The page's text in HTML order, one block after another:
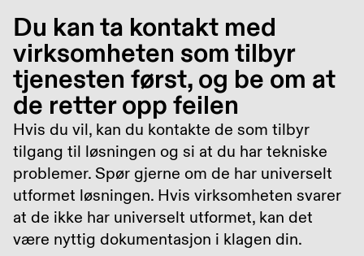
Du kan ta kontakt med
virksomheten som tilbyr
tjenesten først, og be om at
de retter opp feilen
Hvis du vil, kan du kontakte de som tilbyr
tilgang til løsningen og si at du har tekniske
problemer. Spør gjerne om de har universelt
utformet løsningen. Hvis virksomheten svarer
at de ikke har universelt utformet, kan det
være nyttig dokumentasjon i klagen din.